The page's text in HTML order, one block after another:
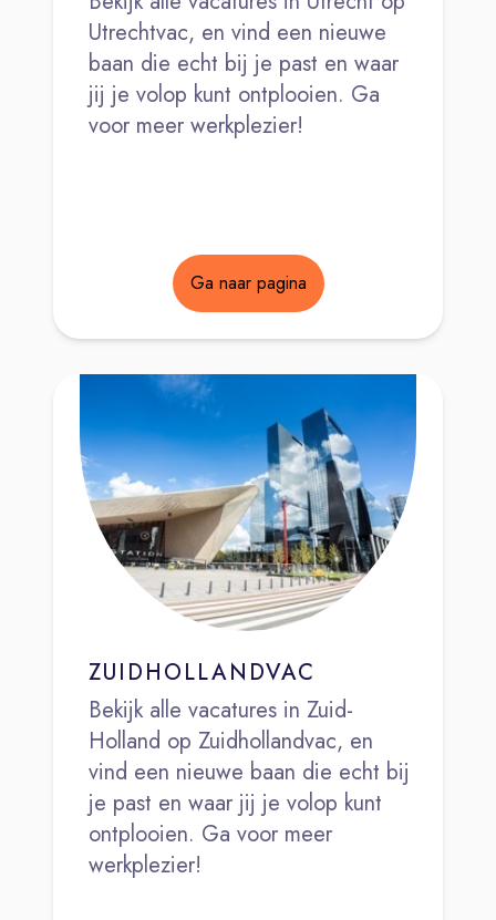
Utrechtvac, en vind een nieuwe
baan die echt bij je past en waar
jij je volop kunt ontplooien. Ga
voor meer werkplezier!
Ga naar pagina
ZUIDHOLLANDVAC
Bekijk alle vacatures in Zuid-
Holland op Zuidhollandvac, en
vind een nieuwe baan die echt bij
je past en waar jij je volop kunt
ontplooien. Ga voor meer
werkplezier!